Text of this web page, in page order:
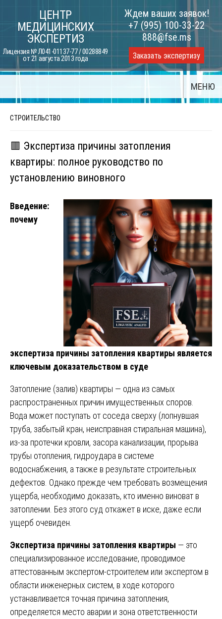
content
ЦЕНТР
МЕДИЦИНСКИХ
ЭКСПЕРТИЗ
Лицензия № Л041-01137-77 / 00288849
от 21 августа 2013 года
Ждем ваших заявок!
+7 (995) 100-33-22
888@fse.ms
Заказать экспертизу
МЕНЮ
СТРОИТЕЛЬСТВО
🟥 Экспертиза причины затопления
квартиры: полное руководство по
установлению виновного
Введение:
почему
экспертиза причины затопления квартиры является
ключевым доказательством в суде
Затопление (залив) квартиры — одна из самых
распространенных причин имущественных споров.
Вода может поступать от соседа сверху (лопнувшая
труба, забытый кран, неисправная стиральная машина),
из-за протечки кровли, засора канализации, прорыва
трубы отопления, гидроудара в системе
водоснабжения, а также в результате строительных
дефектов. Однако прежде чем требовать возмещения
ущерба, необходимо доказать, кто именно виноват в
затоплении. Без этого суд откажет в иске, даже если
ущерб очевиден.
Экспертиза причины затопления квартиры — это
специализированное исследование, проводимое
аттестованным экспертом-строителем или экспертом в
области инженерных систем, в ходе которого
устанавливается точная причина затопления,
определяется место аварии и зона ответственности